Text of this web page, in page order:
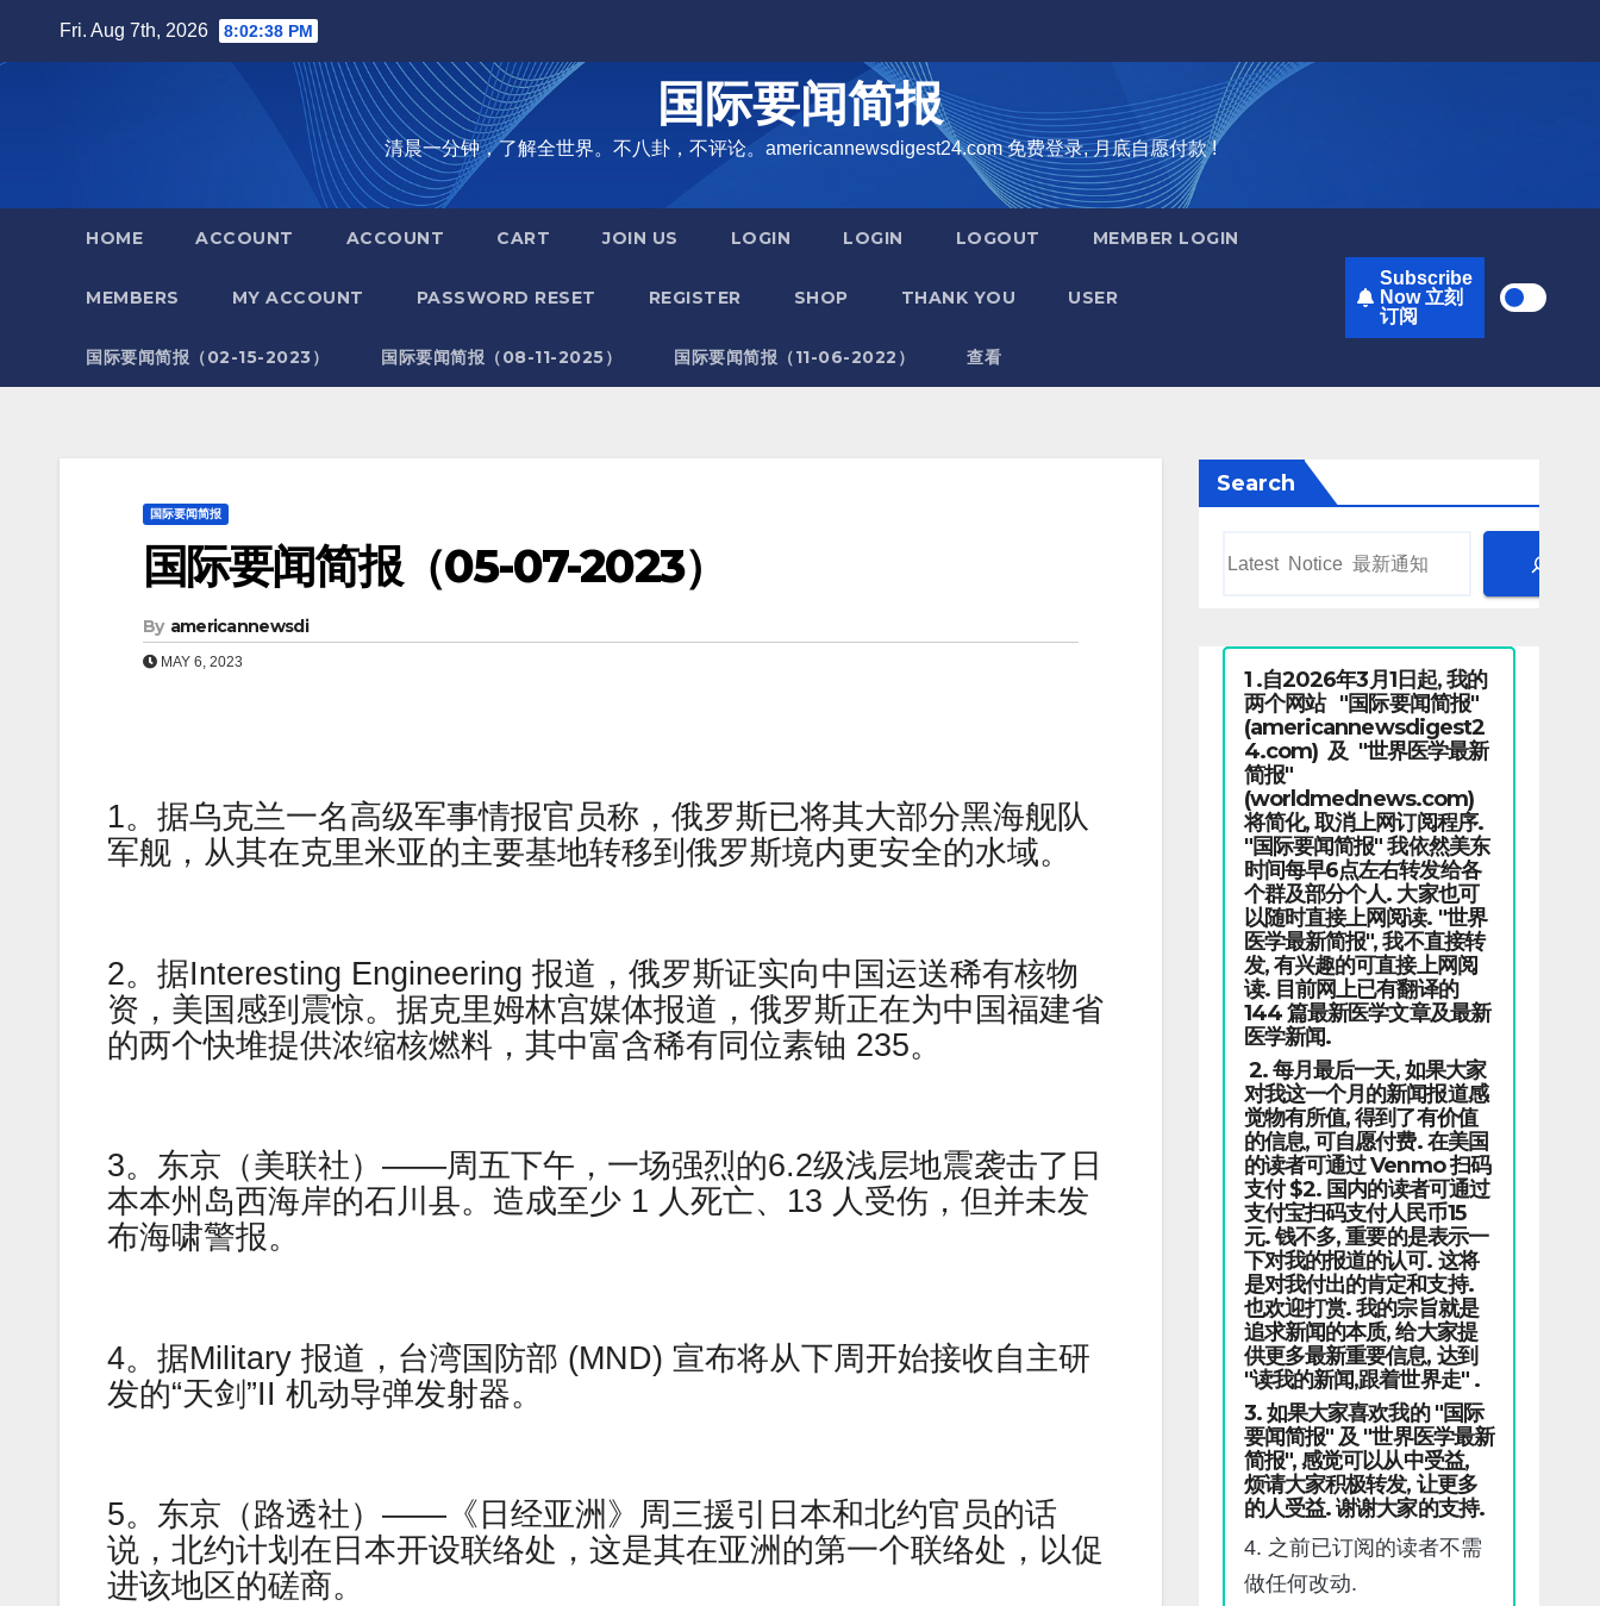
Fri. Aug 7th, 2026 8:02:39 PM
国际要闻简报
清晨一分钟，了解全世界。不八卦，不评论。americannewsdigest24.com 免费登录, 月底自愿付款 !
HOME ACCOUNT ACCOUNT CART JOIN US LOGIN LOGIN LOGOUT MEMBER LOGIN
MEMBERS MY ACCOUNT PASSWORD RESET REGISTER SHOP THANK YOU USER
国际要闻简报（02-15-2023） 国际要闻简报（08-11-2025） 国际要闻简报（11-06-2022） 查看
Subscribe
Now 立刻
订阅
国际要闻简报
国际要闻简报（05-07-2023）
By americannewsdi
MAY 6, 2023
1。据乌克兰一名高级军事情报官员称，俄罗斯已将其大部分黑海舰队
军舰，从其在克里米亚的主要基地转移到俄罗斯境内更安全的水域。
2。据Interesting Engineering 报道，俄罗斯证实向中国运送稀有核物
资，美国感到震惊。据克里姆林宫媒体报道，俄罗斯正在为中国福建省
的两个快堆提供浓缩核燃料，其中富含稀有同位素铀 235。
3。东京（美联社）——周五下午，一场强烈的6.2级浅层地震袭击了日
本本州岛西海岸的石川县。造成至少 1 人死亡、13 人受伤，但并未发
布海啸警报。
4。据Military 报道，台湾国防部 (MND) 宣布将从下周开始接收自主研
发的“天剑”II 机动导弹发射器。
5。东京（路透社）——《日经亚洲》周三援引日本和北约官员的话
说，北约计划在日本开设联络处，这是其在亚洲的第一个联络处，以促
进该地区的磋商。
Search
1 .自2026年3月1日起, 我的
两个网站 "国际要闻简报"
(americannewsdigest2
4.com) 及 "世界医学最新
简报"
(worldmednews.com)
将简化, 取消上网订阅程序.
"国际要闻简报" 我依然美东
时间每早6点左右转发给各
个群及部分个人. 大家也可
以随时直接上网阅读. "世界
医学最新简报", 我不直接转
发, 有兴趣的可直接上网阅
读. 目前网上已有翻译的
144 篇最新医学文章及最新
医学新闻.
2. 每月最后一天, 如果大家
对我这一个月的新闻报道感
觉物有所值, 得到了有价值
的信息, 可自愿付费. 在美国
的读者可通过 Venmo 扫码
支付 $2. 国内的读者可通过
支付宝扫码支付人民币15
元. 钱不多, 重要的是表示一
下对我的报道的认可. 这将
是对我付出的肯定和支持.
也欢迎打赏. 我的宗旨就是
追求新闻的本质, 给大家提
供更多最新重要信息, 达到
"读我的新闻,跟着世界走" .
3. 如果大家喜欢我的 "国际
要闻简报" 及 "世界医学最新
简报", 感觉可以从中受益,
烦请大家积极转发, 让更多
的人受益. 谢谢大家的支持.
4. 之前已订阅的读者不需
做任何改动.